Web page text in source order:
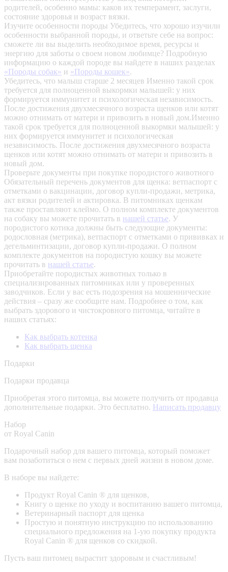
родителей, особенно мамы: каков их темперамент, заслуги,
состояние здоровья и возраст вязки.
Изучите особенности породы Убедитесь, что хорошо изучили
особенности выбранной породы, и ответьте себе на вопрос:
сможете ли вы выделить необходимое время, ресурсы и
энергию для заботы о своем новом любимце? Подробную
информацию о каждой породе вы найдете в наших разделах
«Породы собак» и «Породы кошек».
Убедитесь, что малыш старше 2 месяцев Именно такой срок
требуется для полноценной выкормки малышей: у них
формируется иммунитет и психологическая независимость.
После достижения двухмесячного возраста щенков или котят
можно отнимать от матери и привозить в новый дом.Именно
такой срок требуется для полноценной выкормки малышей: у
них формируется иммунитет и психологическая
независимость. После достижения двухмесячного возраста
щенков или котят можно отнимать от матери и привозить в
новый дом.
Проверьте документы при покупке породистого животного
Обязательный перечень документов для щенка: ветпаспорт с
отметками о вакцинации, договор купли-продажи, метрика,
акт вязки родителей и актировка. В питомниках щенкам
также проставляют клеймо. О полном комплекте документов
на собаку вы можете прочитать в нашей статье. У
породистого котика должны быть следующие документы:
родословная (метрика), ветпаспорт с отметками о прививках и
дегельминтизации, договор купли-продажи. О полном
комплекте документов на породистую кошку вы можете
прочитать в нашей статье.
Приобретайте породистых животных только в
специализированных питомниках или у проверенных
заводчиков. Если у вас есть подозрения на мошеннические
действия – сразу же сообщите нам. Подробнее о том, как
выбрать здорового и чистокровного питомца, читайте в
наших статьях:
Как выбрать котенка
Как выбрать щенка
Подарки
Подарки продавца
Приобретая этого питомца, вы можете получить от продавца
дополнительные подарки. Это бесплатно. Написать продавцу
Набор
от Royal Canin
Подарочный набор для вашего питомца, который поможет
вам позаботиться о нем с первых дней жизни в новом доме.
В наборе вы найдете:
Продукт Royal Canin ® для щенков,
Книгу о щенке по уходу и воспитанию вашего питомца,
Ветеринарный паспорт для щенка
Простую и понятную инструкцию по использованию
специального предложения на 1-ую покупку продукта
Royal Canin ® для щенков со скидкой.
Пусть ваш питомец вырастит здоровым и счастливым!